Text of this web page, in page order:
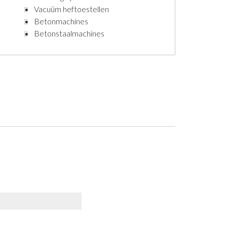
Vacuüm heftoestellen
Betonmachines
Betonstaalmachines